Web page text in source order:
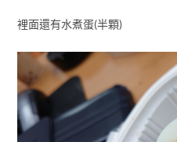
裡面還有水煮蛋(半顆)